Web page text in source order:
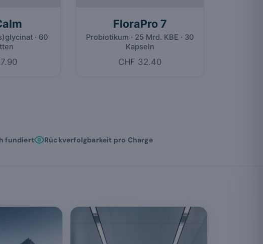
· 60
FloraPro 7
Probiotikum · 25 Mrd. KBE · 30
Kapseln
CHF 32.40
fundiert Rückverfolgbarkeit pro Charge